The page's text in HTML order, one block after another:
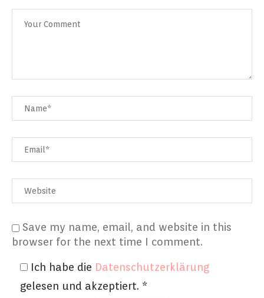
Save my name, email, and website in this
browser for the next time I comment.
Ich habe die Datenschutzerklärung
gelesen und akzeptiert. *